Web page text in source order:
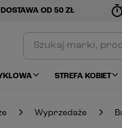
OD 50 ZŁ timer
STREFA KOBIET
Wyprzedaże